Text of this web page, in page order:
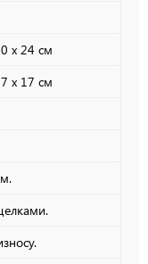
х 24 см
х 17 см